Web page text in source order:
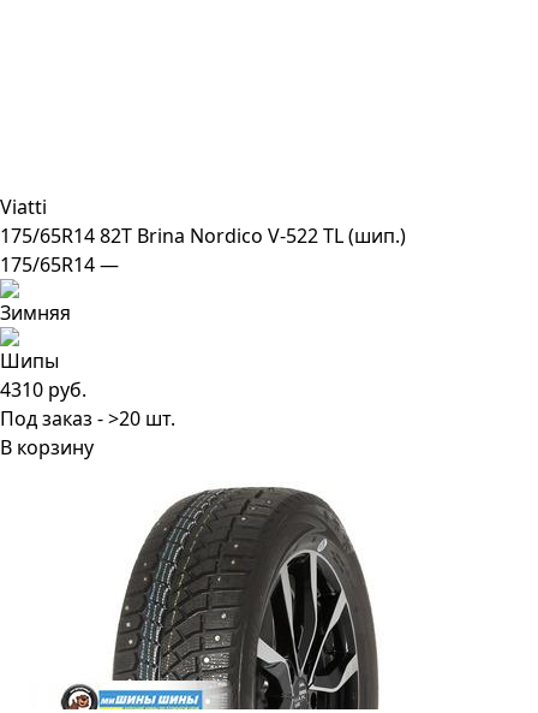
Viatti
175/65R14 82T Brina Nordico V-522 TL (шип.)
175/65R14 —
4310 руб.
Под заказ - >20 шт.
В корзину